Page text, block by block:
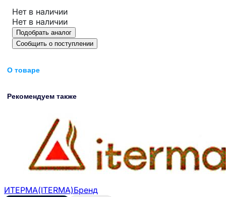
Нет в наличии
Нет в наличии
Подобрать аналог
Сообщить о поступлении
О товаре
Рекомендуем также
ИТЕРМА(ITERMA)Бренд